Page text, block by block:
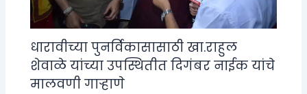
धारावीच्या पुनर्विकासासाठी खा.राहुल
शेवाळे यांच्या उपस्थितीत दिगंबर नाईक यांचे
मालवणी गाऱ्हाणे